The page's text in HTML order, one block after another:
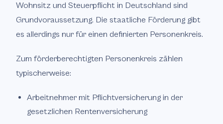
Wohnsitz und Steuerpflicht in Deutschland sind
Grundvoraussetzung. Die staatliche Förderung gibt
es allerdings nur für einen definierten Personenkreis.
Zum förderberechtigten Personenkreis zählen
typischerweise:
Arbeitnehmer mit Pflichtversicherung in der
gesetzlichen Rentenversicherung